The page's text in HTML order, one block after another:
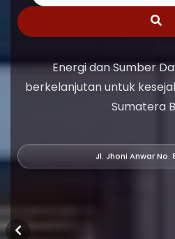
Energi dan Sumber
berkelanjutan untuk
Sumatera